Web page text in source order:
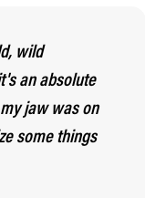
wild
an absolute
jaw was on
some things